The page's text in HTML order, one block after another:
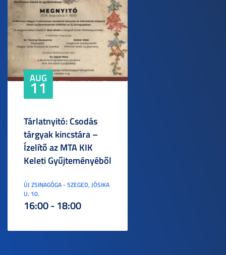
AUG
11
Tárlatnyitó: Csodás
tárgyak kincstára –
Ízelítő az MTA KIK
Keleti Gyűjteményéből
ÚJ ZSINAGÓGA - SZEGED, JÓSIKA
U. 10.
16:00 - 18:00